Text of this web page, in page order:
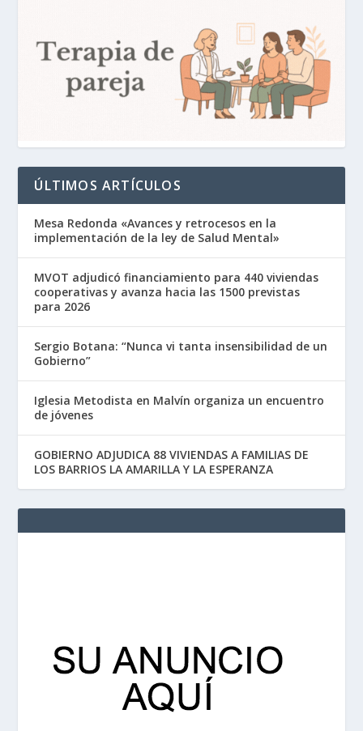
ÚLTIMOS ARTÍCULOS
Mesa Redonda «Avances y retrocesos en la
implementación de la ley de Salud Mental»
MVOT adjudicó financiamiento para 440 viviendas
cooperativas y avanza hacia las 1500 previstas
para 2026
Sergio Botana: “Nunca vi tanta insensibilidad de un
Gobierno”
Iglesia Metodista en Malvín organiza un encuentro
de jóvenes
GOBIERNO ADJUDICA 88 VIVIENDAS A FAMILIAS DE
LOS BARRIOS LA AMARILLA Y LA ESPERANZA